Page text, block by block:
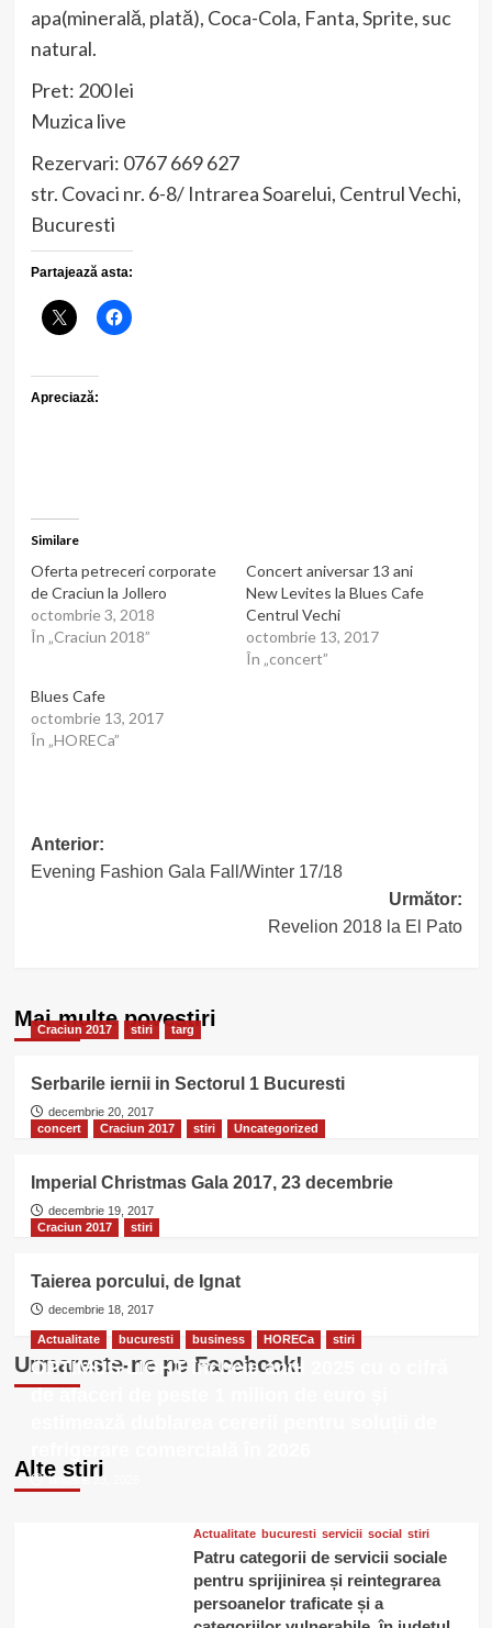
apa(minerală, plată), Coca-Cola, Fanta, Sprite, suc
natural.
Pret: 200 lei
Muzica live
Rezervari: 0767 669 627
str. Covaci nr. 6-8/ Intrarea Soarelui, Centrul Vechi,
Bucuresti
Partajează asta:
Apreciază:
Similare
Oferta petreceri corporate
de Craciun la Jollero
octombrie 3, 2018
În „Craciun 2018”
Concert aniversar 13 ani
New Levites la Blues Cafe
Centrul Vechi
octombrie 13, 2017
În „concert”
Blues Cafe
octombrie 13, 2017
În „HORECa”
Post
navigation
Anterior:
Evening Fashion Gala Fall/Winter 17/18
Următor:
Revelion 2018 la El Pato
Mai multe povestiri
Craciun 2017 stiri targ
Serbarile iernii in Sectorul 1 Bucuresti
decembrie 20, 2017
concert
Craciun 2017 stiri Uncategorized
Imperial Christmas Gala 2017, 23 decembrie
decembrie 19, 2017
Craciun 2017
stiri
Taierea porcului, de Ignat
decembrie 18, 2017
Urmareste-ne pe Facebook!
Alte stiri
Actualitate bucuresti business HORECa stiri
OPTIMUS LIGHT încheie anul 2025 cu o cifră
de afaceri de peste 1 milion de euro și
ianuarie 23, 2026
Actualitate bucuresti servicii social stiri
Patru categorii de servicii sociale
pentru sprijinirea și reintegrarea
persoanelor traficate și a